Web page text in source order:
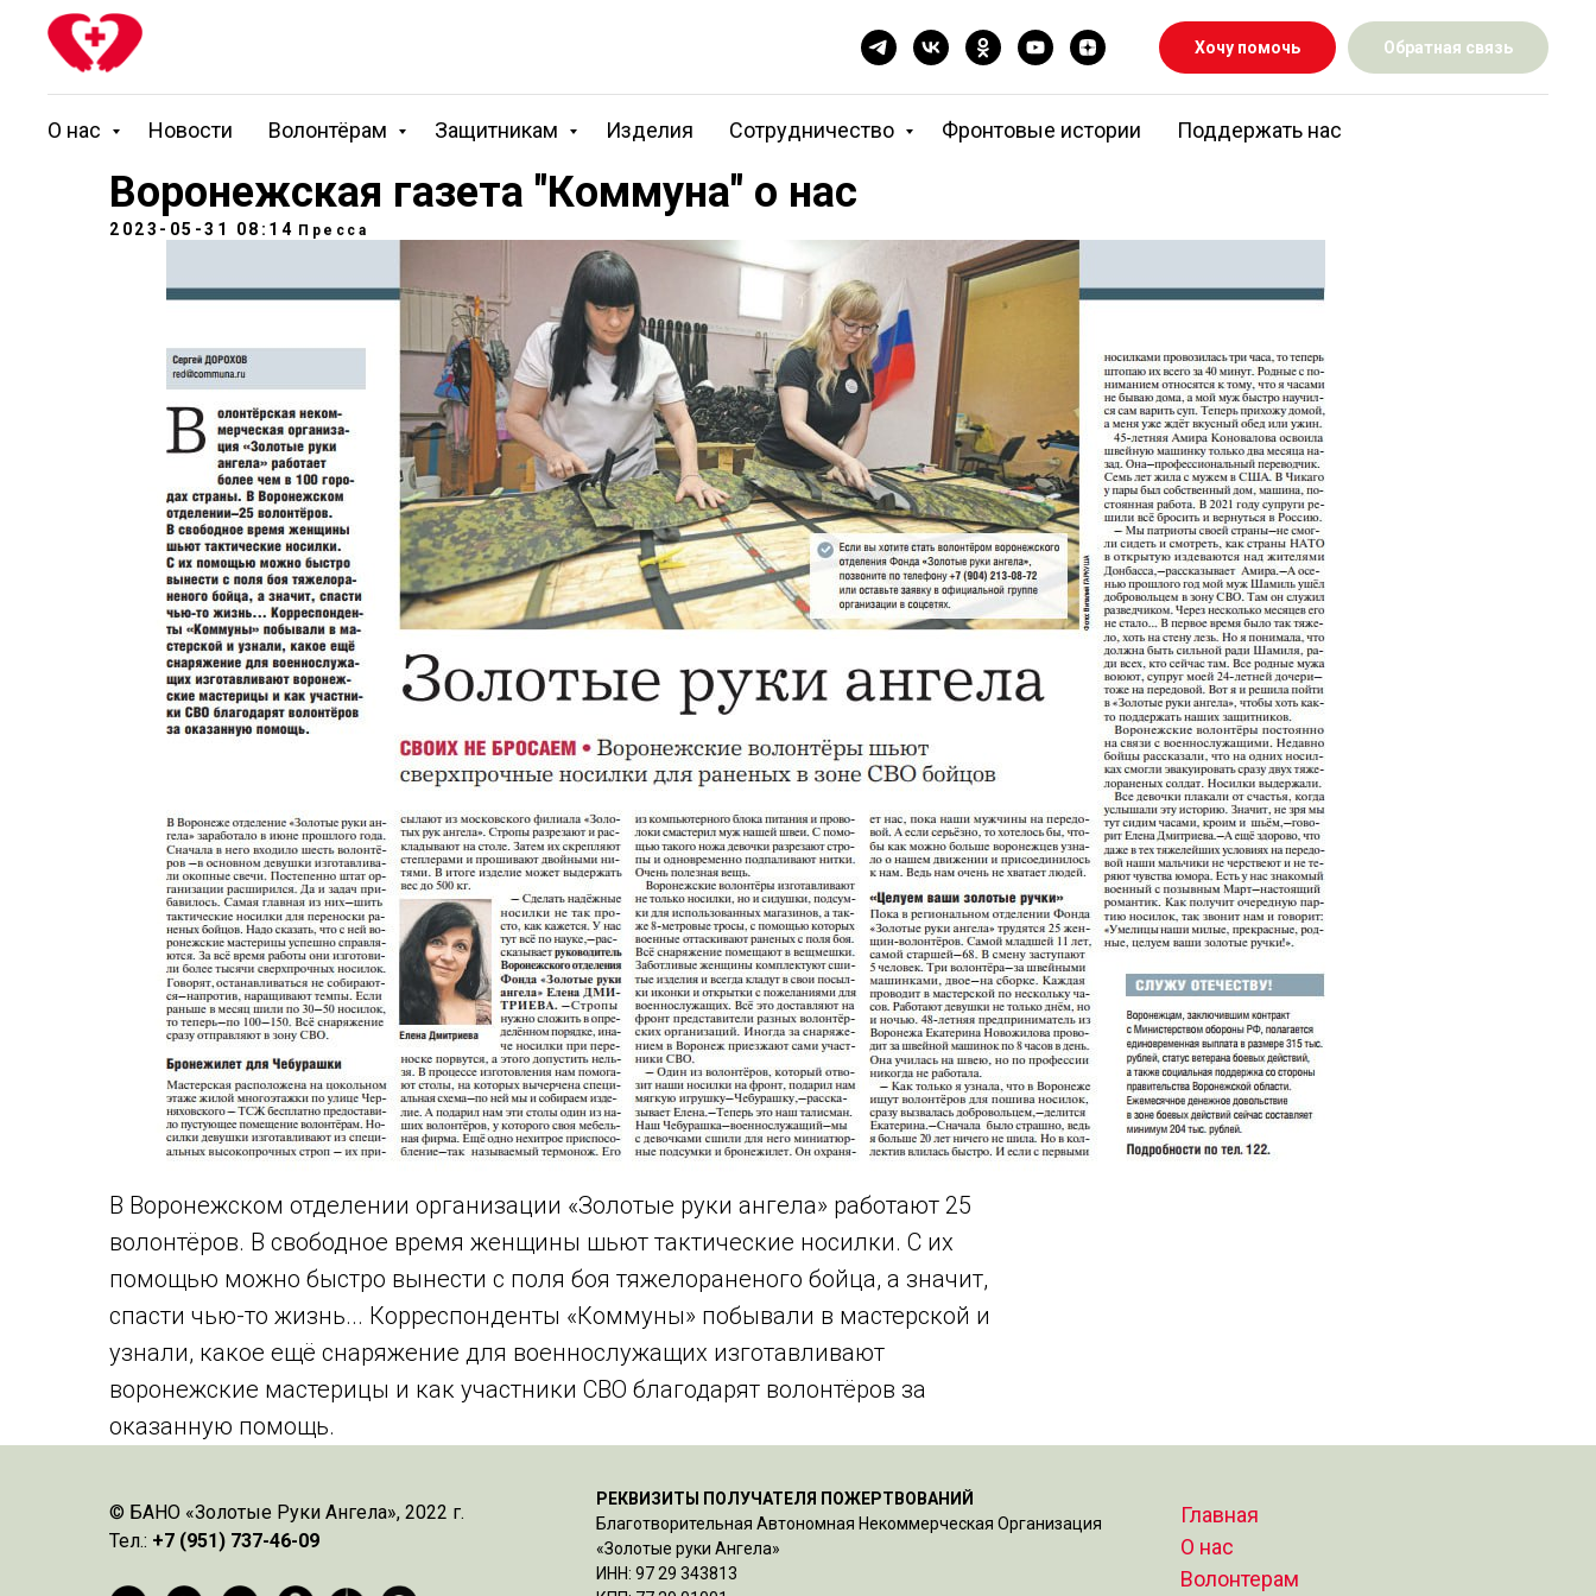
Хочу помочь Обратная связь
О нас Новости Волонтёрам Защитникам Изделия Сотрудничество Фронтовые истории Поддержать нас
Воронежская газета "Коммуна" о нас
2023-05-31 08:14 Пресса
В Воронежском отделении организации «Золотые руки ангела» работают 25
волонтёров. В свободное время женщины шьют тактические носилки. С их
помощью можно быстро вынести с поля боя тяжелораненого бойца, а значит,
спасти чью-то жизнь... Корреспонденты «Коммуны» побывали в мастерской и
узнали, какое ещё снаряжение для военнослужащих изготавливают
воронежские мастерицы и как участники СВО благодарят волонтёров за
оказанную помощь.
© БАНО «Золотые Руки Ангела», 2022 г.
Тел.: +7 (951) 737-46-09
РЕКВИЗИТЫ ПОЛУЧАТЕЛЯ ПОЖЕРТВОВАНИЙ
Благотворительная Автономная Некоммерческая Организация
«Золотые руки Ангела»
ИНН: 97 29 343813
Главная
О нас
Волонтерам